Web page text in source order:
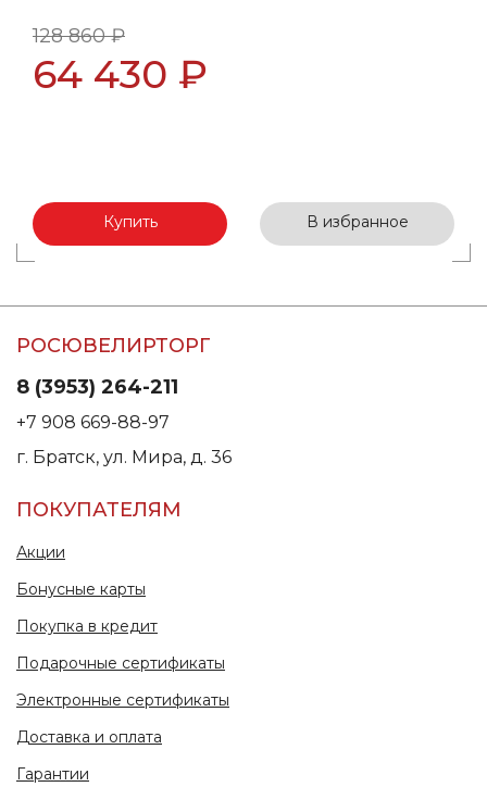
128 860 ₽
64 430 ₽
Купить В избранное
РОСЮВЕЛИРТОРГ
8 (3953) 264-211
+7 908 669-88-97
г. Братск, ул. Мира, д. 36
ПОКУПАТЕЛЯМ
Акции
Бонусные карты
Покупка в кредит
Подарочные сертификаты
Электронные сертификаты
Доставка и оплата
Гарантии